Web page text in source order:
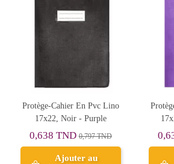
Protège-Cahier En Pvc Lino
17x22, Noir - Purple
0,638 TND0,797 TND
Ajouter au